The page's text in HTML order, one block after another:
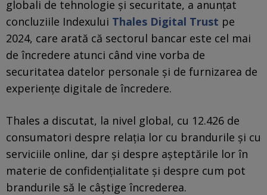
globali de tehnologie și securitate, a anunțat
concluziile Indexului Thales Digital Trust pe
2024, care arată că sectorul bancar este cel mai
de încredere atunci când vine vorba de
securitatea datelor personale și de furnizarea de
experiențe digitale de încredere.
Thales a discutat, la nivel global, cu 12.426 de
consumatori despre relația lor cu brandurile și cu
serviciile online, dar și despre așteptările lor în
materie de confidențialitate și despre cum pot
brandurile să le câștige încrederea.